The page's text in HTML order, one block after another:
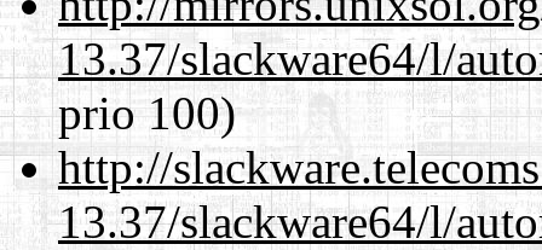
13.37/slackware64/l/
prio 100)
http://
13.37/slackware64/l/